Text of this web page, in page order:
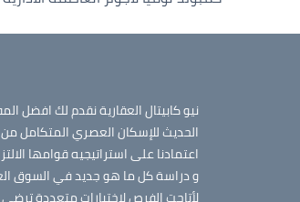
نيو كابيتال العقارية نقدم لك افضل
الحديث للإسكان العصري المتكامل
اعتمادنا على استراتيجيه قوامها
و دراسة كل ما هو جديد في السوق